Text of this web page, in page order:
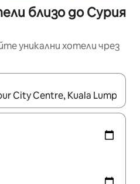
близо до Сурия
уникални хотели чрез
използвайте